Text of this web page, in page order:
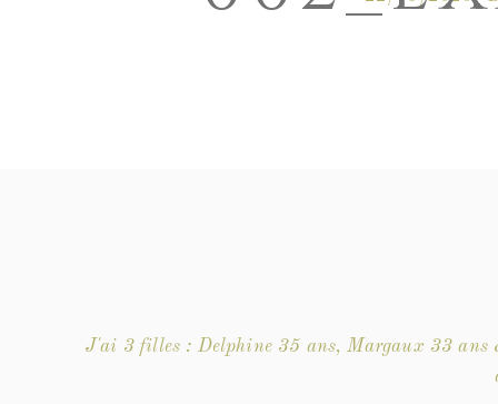
J'ai 3 filles : Delphine 35 ans, Margaux 33 ans